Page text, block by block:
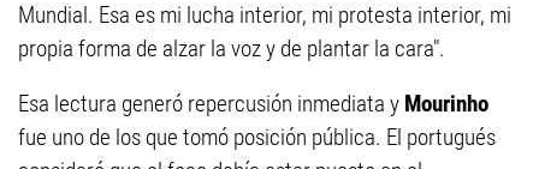
Mundial. Esa es mi lucha interior, mi protesta interior, mi
propia forma de alzar la voz y de plantar la cara".
Esa lectura generó repercusión inmediata y Mourinho
fue uno de los que tomó posición pública. El portugués